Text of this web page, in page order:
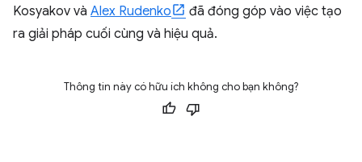
Kosyakov và Alex Rudenko
đã đóng góp vào việc tạo
ra giải pháp cuối cùng và hiệu quả.
Thông tin này có hữu ích không cho bạn không?